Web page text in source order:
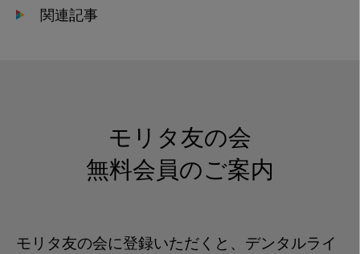
関連記事
モリタ友の会
無料会員のご案内
モリタ友の会に登録いただくと、デンタルライ